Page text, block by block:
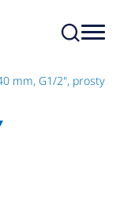
mm, G1/2", prosty